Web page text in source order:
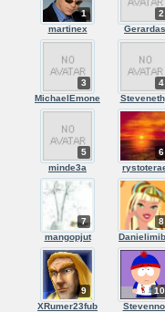
1
martinex
2
Gerardas
3
MichaelEmone
4
5
minde3a
6
7
mangopjut
8
9
XRumer23fub
10